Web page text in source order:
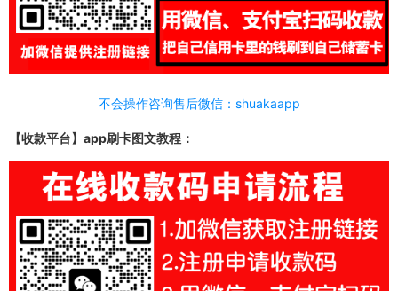
不会操作咨询售后微信：shuakaapp
【收款平台】app刷卡图文教程：